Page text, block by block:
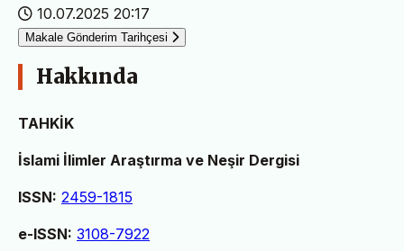
10.07.2025 20:17
Makale Gönderim Tarihçesi
Hakkında
TAHKİK
İslami İlimler Araştırma ve Neşir Dergisi
ISSN: 2459-1815
e-ISSN: 3108-7922